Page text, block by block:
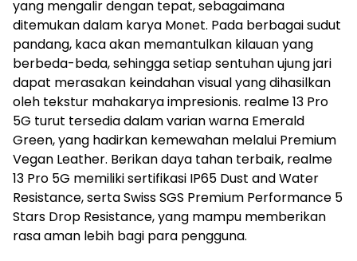
yang mengalir dengan tepat, sebagaimana
ditemukan dalam karya Monet. Pada berbagai sudut
pandang, kaca akan memantulkan kilauan yang
berbeda-beda, sehingga setiap sentuhan ujung jari
dapat merasakan keindahan visual yang dihasilkan
oleh tekstur mahakarya impresionis. realme 13 Pro
5G turut tersedia dalam varian warna Emerald
Green, yang hadirkan kemewahan melalui Premium
Vegan Leather. Berikan daya tahan terbaik, realme
13 Pro 5G memiliki sertifikasi IP65 Dust and Water
Resistance, serta Swiss SGS Premium Performance 5
Stars Drop Resistance, yang mampu memberikan
rasa aman lebih bagi para pengguna.